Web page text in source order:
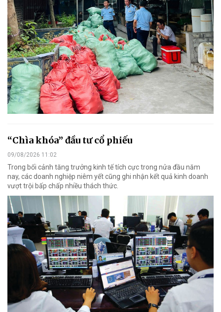
“Chìa khóa” đầu tư cổ phiếu
09/08/2026 11:02
Trong bối cảnh tăng trưởng kinh tế tích cực trong nửa đầu năm
nay, các doanh nghiệp niêm yết cũng ghi nhận kết quả kinh doanh
vượt trội bấp chấp nhiều thách thức.